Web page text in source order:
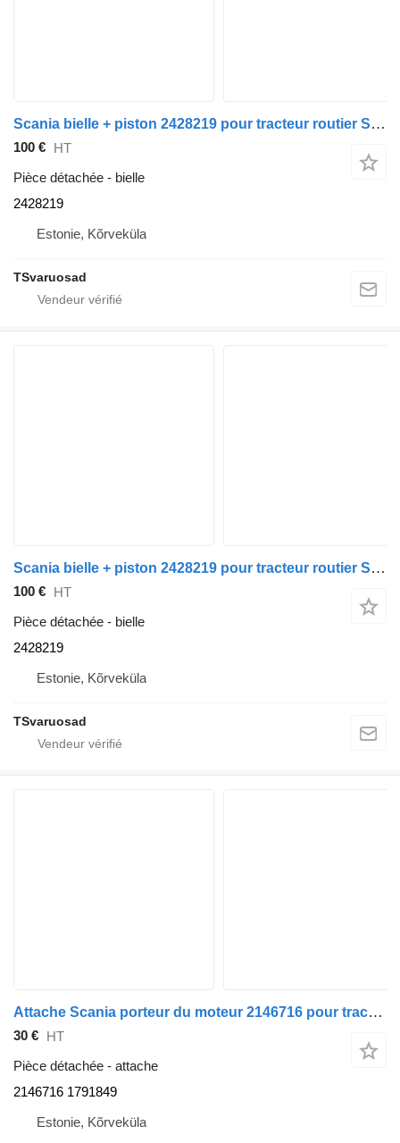
Scania bielle + piston 2428219 pour tracteur routier Scania G450
100 € HT
Pièce détachée - bielle
2428219
Estonie, Kõrveküla
TSvaruosad
Scania bielle + piston 2428219 pour tracteur routier Scania G450
100 € HT
Pièce détachée - bielle
2428219
Estonie, Kõrveküla
TSvaruosad
Attache Scania porteur du moteur 2146716 pour tracteur routier Scania G450
30 € HT
Pièce détachée - attache
2146716 1791849
Estonie, Kõrveküla